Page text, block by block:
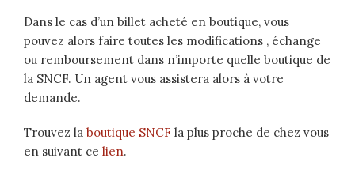
Dans le cas d’un billet acheté en boutique, vous
pouvez alors faire toutes les modifications , échange
ou remboursement dans n’importe quelle boutique de
la SNCF. Un agent vous assistera alors à votre
demande.
Trouvez la boutique SNCF la plus proche de chez vous
en suivant ce lien.